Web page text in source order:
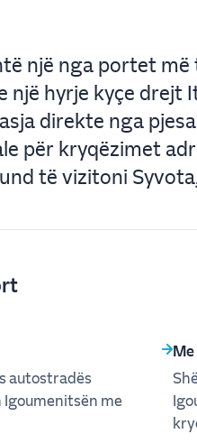
një nga portet më
një hyrje kyçe drejt
direkte nga
për kryqëzimet
të vizitoni
autostradës
Igoumenitsën me